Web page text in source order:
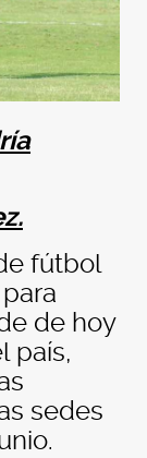
fútbol
de hoy
país,
sedes